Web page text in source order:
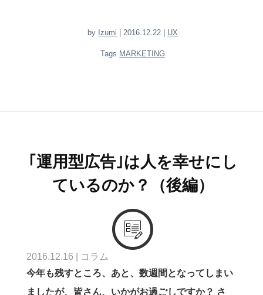
by Izumi | 2016.12.22 | UX
Tags MARKETING
｢運用型広告｣は人を幸せにし
ているのか？（後編）
2016.12.16
コラム
今年も残すところ、あと、数週間となってしまい
ましたが、皆さん、いかがお過ごしですか？ さ